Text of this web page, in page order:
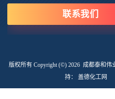
联系我们
版权所有 Copyright (©) 2026 成都泰和伟
持： 盖德化工网